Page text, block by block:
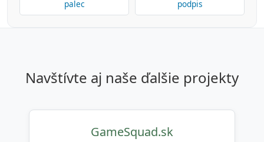
palec podpis
navštívte aj naše ďalšie projekty
GameSquad.sk